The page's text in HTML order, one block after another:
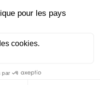
monde.
le Seigneur,